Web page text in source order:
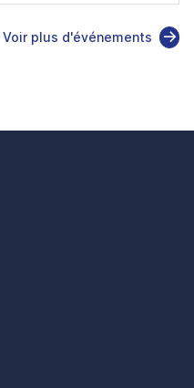
Voir plus d'événements